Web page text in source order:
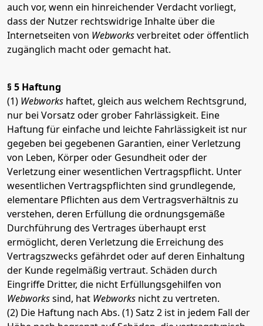
auch vor, wenn ein hinreichender Verdacht vorliegt,
dass der Nutzer rechtswidrige Inhalte über die
Internetseiten von Webworksverbreitet oder öffentlich
zugänglich macht oder gemacht hat.
§ 5 Haftung
(1) Webworks haftet, gleich aus welchem Rechtsgrund,
nur bei Vorsatz oder grober Fahrlässigkeit. Eine
Haftung für einfache und leichte Fahrlässigkeit ist nur
gegeben bei gegebenen Garantien, einer Verletzung
von Leben, Körper oder Gesundheit oder der
Verletzung einer wesentlichen Vertragspflicht. Unter
wesentlichen Vertragspflichten sind grundlegende,
elementare Pflichten aus dem Vertragsverhältnis zu
verstehen, deren Erfüllung die ordnungsgemäße
Durchführung des Vertrages überhaupt erst
ermöglicht, deren Verletzung die Erreichung des
Vertragszwecks gefährdet oder auf deren Einhaltung
der Kunde regelmäßig vertraut. Schäden durch
Eingriffe Dritter, die nicht Erfüllungsgehilfen von
Webworkssind, hat Webworks nicht zu vertreten.
(2) Die Haftung nach Abs. (1) Satz 2 ist in jedem Fall der